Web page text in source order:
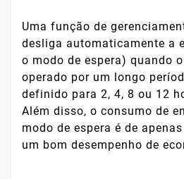
Uma função de
desliga automaticamente a
o modo de espera) quando
operado por um longo
definido para 2, 4, 8 ou 12
Além disso, o consumo de
modo de espera é de
um bom desempenho de